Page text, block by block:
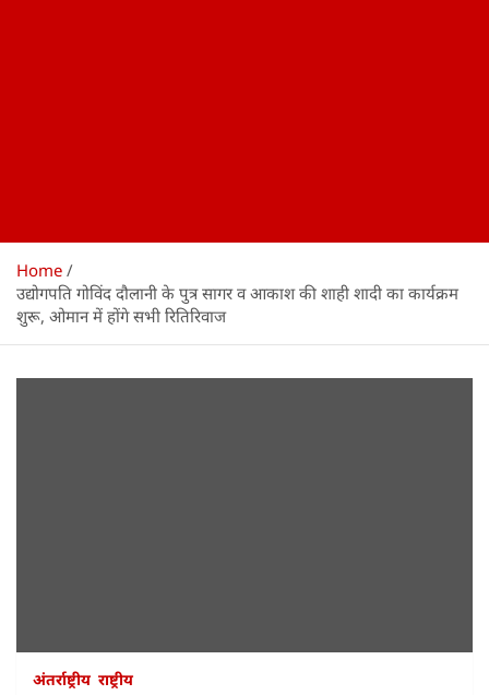
Home
उद्योगपति गोविंद दौलानी के पुत्र सागर व आकाश की शाही शादी का कार्यक्रम
शुरू, ओमान में होंगे सभी रितिरिवाज
अंतर्राष्ट्रीय राष्ट्रीय